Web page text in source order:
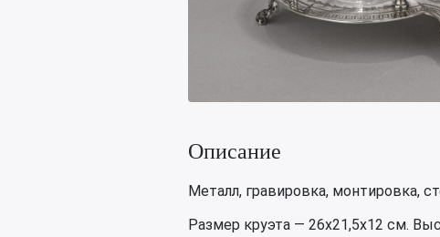
Описание
Металл, гравировка, монтировка,
Размер круэта — 26х21,5х12 см.